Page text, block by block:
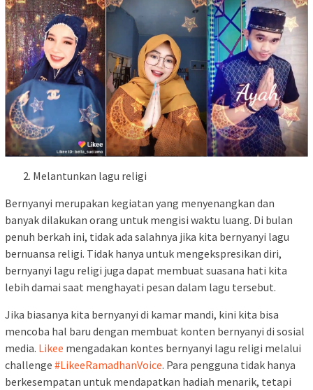
Melantunkan lagu religi
Bernyanyi merupakan kegiatan yang menyenangkan dan
banyak dilakukan orang untuk mengisi waktu luang. Di bulan
penuh berkah ini, tidak ada salahnya jika kita bernyanyi lagu
bernuansa religi. Tidak hanya untuk mengekspresikan diri,
bernyanyi lagu religi juga dapat membuat suasana hati kita
lebih damai saat menghayati pesan dalam lagu tersebut.
Jika biasanya kita bernyanyi di kamar mandi, kini kita bisa
mencoba hal baru dengan membuat konten bernyanyi di sosial
media. Likee mengadakan kontes bernyanyi lagu religi melalui
challenge #LikeeRamadhanVoice. Para pengguna tidak hanya
berkesempatan untuk mendapatkan hadiah menarik, tetapi